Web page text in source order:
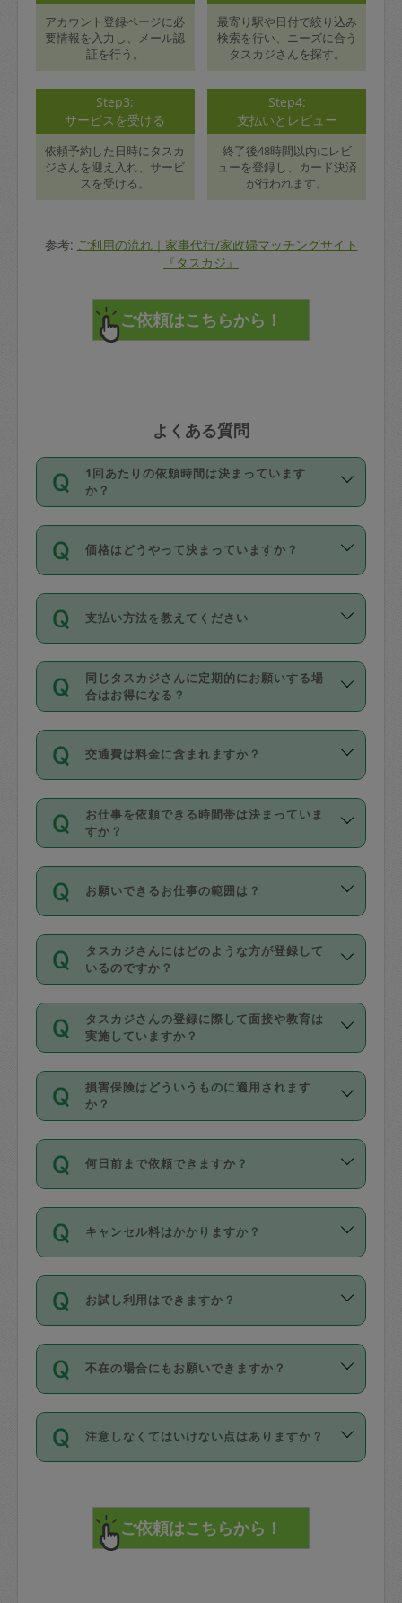
アカウント登録ページに必
要情報を入力し、メール認
証を行う。
最寄り駅や日付で絞り込み
検索を行い、ニーズに合う
タスカジさんを探す。
Step3:
サービスを受ける
依頼予約した日時にタスカ
ジさんを迎え入れ、サービ
スを受ける。
Step4:
支払いとレビュー
終了後48時間以内にレビ
ューを登録し、カード決済
が行われます。
参考: ご利用の流れ｜家事代行/家政婦マッチングサイト
『タスカジ』
よくある質問
1回あたりの依頼時間は決まっています
か？
依頼1回につき3時間固定です。3時間を
超えて依頼したい場合は、延長機能をご
利用ください。機能をご利用いただくに
の上事前申請することが必要です。な
お、3時間を下回っても、値引き等はござ
いません。
価格はどうやって決まっていますか？
11種類の価格帯の中からタスカジさん自
身が価格を選んで設定しています。
タスカジさんの価格設定には最初は制限
があり、レビュー件数、レビューの平均
値、などで除々に設定可能な最高額が上
がっていく仕組みになっています。
支払い方法を教えてください
お支払方法はクレジットカード（Visa／
Master／JCB／AMERICAN EXPRESS／
Diners Club）のみとなります。
を行う際にご入力ください。プロフィー
ル登録時にはご入力いただかなくても大
丈夫です。
デビットカード・プリペイドカード（Vプ
リカ、au WALLETなど）は支払にはご利
銀行振込や現金払いも対応していませ
なお、タスカジさんの交通費も、依頼料
金のご請求と合わせてお支払いとなりま
動計算で表示されます。
同じタスカジさんに定期的にお願いする場
合はお得になる？
依頼には「スポット」と「定期（毎週｜
隔週）」があり、「定期」の依頼は「ス
ポット」よりお得な料金でご利用できま
す。
定期の最低利用回数は設けていない代わ
りに、一定数を超えたキャンセルは有償
（例：毎週定期の場合は３回以上のキャ
ンセルが有償（1200円、隔週定期の場合
は２回以上のキャンセルが有償（1200
交通費は料金に含まれますか？
交通費は依頼料金とは別途発生し、依頼
料金のご請求と合わせてお支払いとなり
ます。交通費の金額は「依頼の詳細」に
お仕事を依頼できる時間帯は決まっていま
すか？
時間帯は3種類あります。いずれも１回あ
たり３時間です。
・ＡＭ ９時～１２時
・ＰＭ １３時～１６時
・夜 １８時～２１時
開始時間を２時間前後変更することが可
能です。依頼送信後、個別にタスカジさ
んにメッセージを送り調整してくださ
い。ただし、２時間を越えての調整はで
時間も被らない場合、損害保険の対象外
お願いできるお仕事の範囲は？
掃除、整理収納、洗濯、買い物、料理、
作り置きです。タスカジさんによってで
きる仕事の範囲が異なりますので、依頼
する前にタスカジさんのプロフィールで
確認してください。
基本的に、高所での作業や危険作業、屋
外での作業は対象外です。
タスカジさんにはどのような方が登録して
いるのですか？
主婦として長年の家事経験をお持ちの
方、栄養士・調理師といった資格者で保
育園や学校の給食やレストランで料理関
係の専門職に従事されていた方、日本で
すでにハウスキーパーや英語の先生とし
てお仕事をしているフィリピン出身の
社員など様々なバックグラウンドの方が
登録しています。
日本語も話せる方など様々です。
ールに記載していますので、各自の得意
を依頼してください。
タスカジさんの登録に際して面接や教育は
実施していますか？
応募の際に、各自事務局との面接と説明
を行っています。その後、身分証明書の
写真提出をしていただいています。外国
確認しています。タスカジさんトレーニ
ング動画を使ったセルフトレーニングの
現場トライアルを受け、合格したタスカ
ジさんが活動されています。
※テストセンターの講評は１件目のレビュ
参考
【詳細】タスカジさんの登録に際
損害保険はどういうものに適用されます
か？
依頼者とタスカジさんとの間でタスカジ
を通して成立した作業時間内での作業に
適用されます。作業範囲は、掃除、洗
です。作業中に物を壊したり、人にけが
をさせたりした場合が対象で、補償金額
す。
写真を撮り、
詳細FAQ：
損害賠償保険について教えて
何日前まで依頼できますか？
ご依頼は、現在を起点に3日後（72時間
以降）の日時から受付可能となっていま
す。
タスカジさんへ「募集」をかけることが
可能です。
キャンセル料はかかりますか？
キャンセル料には、以下の2種類がありま
す。
1. 直前キャンセル（定期、スポット契約
共通）
72時間を超える※と、以下のキャンセル
料が発生します。
直前キャンセル料：
72時間前〜24時間前＝依頼料金の50%
お試し利用はできますか？
「お試し利用」というメニューはありま
せんが、「一回のみ」依頼を活用するこ
とによって、気に入ったタスカジさんを
まず、条件の合う気になるタスカジさ
みてください。
その後、一番気に入ったタスカジさんに
不在の場合にもお願いできますか？
不在の場合の作業はタスカジさんの同意
が必要です。数回の依頼ののち、タスカ
ジさんと依頼者の間で十分な信頼関係が
てください。
不在時に部屋に入るためにタスカジさん
注意しなくてはいけない点はありますか？
で、必ず鍵のかかるロッカーや金庫に入
れて依頼者の責任の元管理するよう心掛
けてください。